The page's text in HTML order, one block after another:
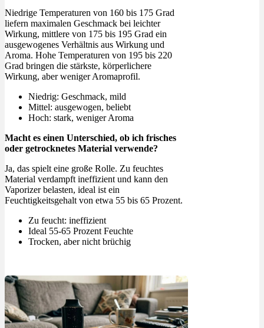
Niedrige Temperaturen von 160 bis 175 Grad
liefern maximalen Geschmack bei leichter
Wirkung, mittlere von 175 bis 195 Grad ein
ausgewogenes Verhältnis aus Wirkung und
Aroma. Hohe Temperaturen von 195 bis 220
Grad bringen die stärkste, körperlichere
Wirkung, aber weniger Aromaprofil.
Niedrig: Geschmack, mild
Mittel: ausgewogen, beliebt
Hoch: stark, weniger Aroma
Macht es einen Unterschied, ob ich frisches
oder getrocknetes Material verwende?
Ja, das spielt eine große Rolle. Zu feuchtes
Material verdampft ineffizient und kann den
Vaporizer belasten, ideal ist ein
Feuchtigkeitsgehalt von etwa 55 bis 65 Prozent.
Zu feucht: ineffizient
Ideal 55-65 Prozent Feuchte
Trocken, aber nicht brüchig